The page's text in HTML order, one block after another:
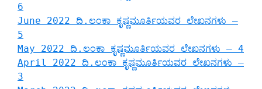
6
June 2022 ದಿ.ಲಂಕಾ ಕೃಷ್ಣಮೂರ್ತಿಯವರ ಲೇಖನಗಳು –
5
May 2022 ದಿ.ಲಂಕಾ ಕೃಷ್ಣಮೂರ್ತಿಯವರ ಲೇಖನಗಳು – 4
April 2022 ದಿ.ಲಂಕಾ ಕೃಷ್ಣಮೂರ್ತಿಯವರ ಲೇಖನಗಳು –
3